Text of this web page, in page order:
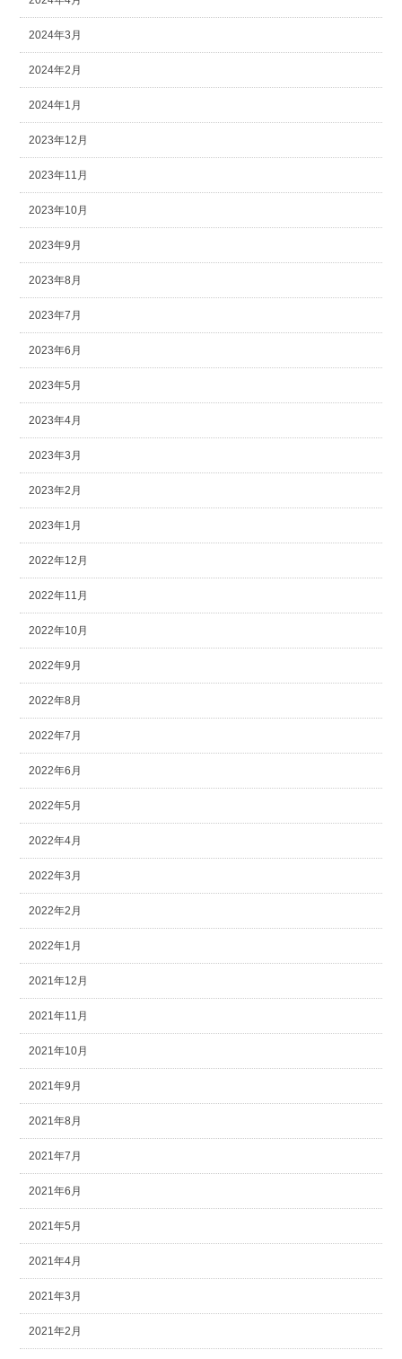
2024年3月
2024年2月
2024年1月
2023年12月
2023年11月
2023年10月
2023年9月
2023年8月
2023年7月
2023年6月
2023年5月
2023年4月
2023年3月
2023年2月
2023年1月
2022年12月
2022年11月
2022年10月
2022年9月
2022年8月
2022年7月
2022年6月
2022年5月
2022年4月
2022年3月
2022年2月
2022年1月
2021年12月
2021年11月
2021年10月
2021年9月
2021年8月
2021年7月
2021年6月
2021年5月
2021年4月
2021年3月
2021年2月